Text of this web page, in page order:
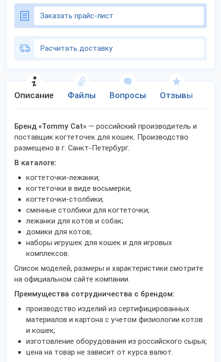
Заказать прайс-лист
Расчитать доставку
Описание Файлы Вопросы Отзывы
Бренд «Tommy Cat» — российский производитель и
поставщик когтеточек для кошек. Производство
размещено в г. Санкт-Петербург.
В каталоге:
когтеточки-лежанки;
когтеточки в виде восьмерки;
когтеточки-столбики;
сменные столбики для когтеточки;
лежанки для котов и собак;
домики для котов;
наборы игрушек для кошек и для игровых
комплексов.
Список моделей, размеры и характеристики смотрите
на официальном сайте компании.
Преимущества сотрудничества с брендом:
производство изделий из сертифицированных
материалов и картона с учетом физиологии котов
и кошек;
изготовление оборудования из российского сырья;
цена на товар не зависит от курса валют.